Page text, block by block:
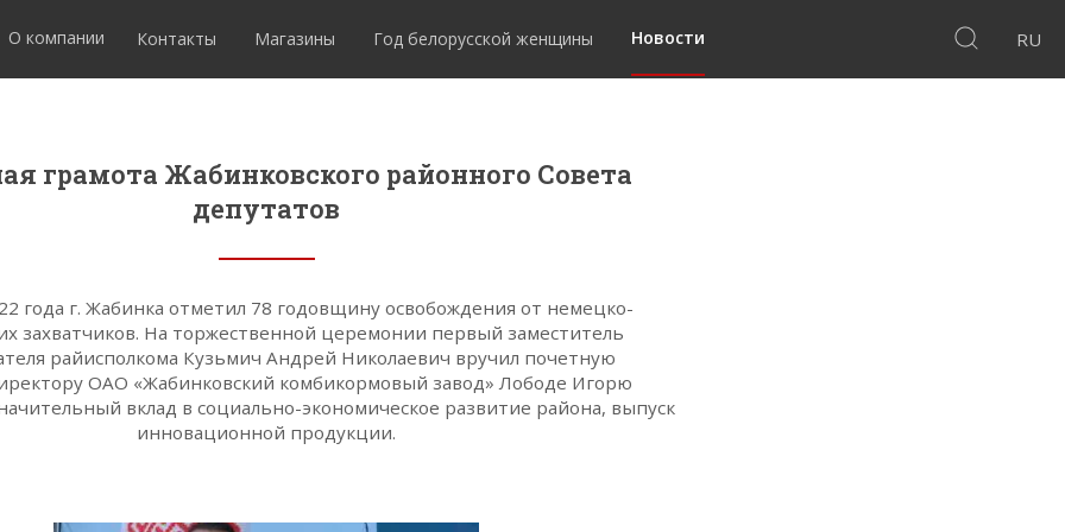
О компании Контакты Магазины Год белорусской женщины Новости RU
грамота Жабинковского районного Совета
депутатов
года г. Жабинка отметил 78 годовщину освобождения от немецко-
захватчиков. На торжественной церемонии первый заместитель
райисполкома Кузьмич Андрей Николаевич вручил почетную
ОАО «Жабинковский комбикормовый завод» Лободе Игорю
вклад в социально-экономическое развитие района, выпуск
инновационной продукции.